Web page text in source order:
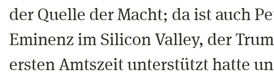
der Quelle der Macht; da ist auch
Eminenz im Silicon Valley, der
ersten Amtszeit unterstützt hatte